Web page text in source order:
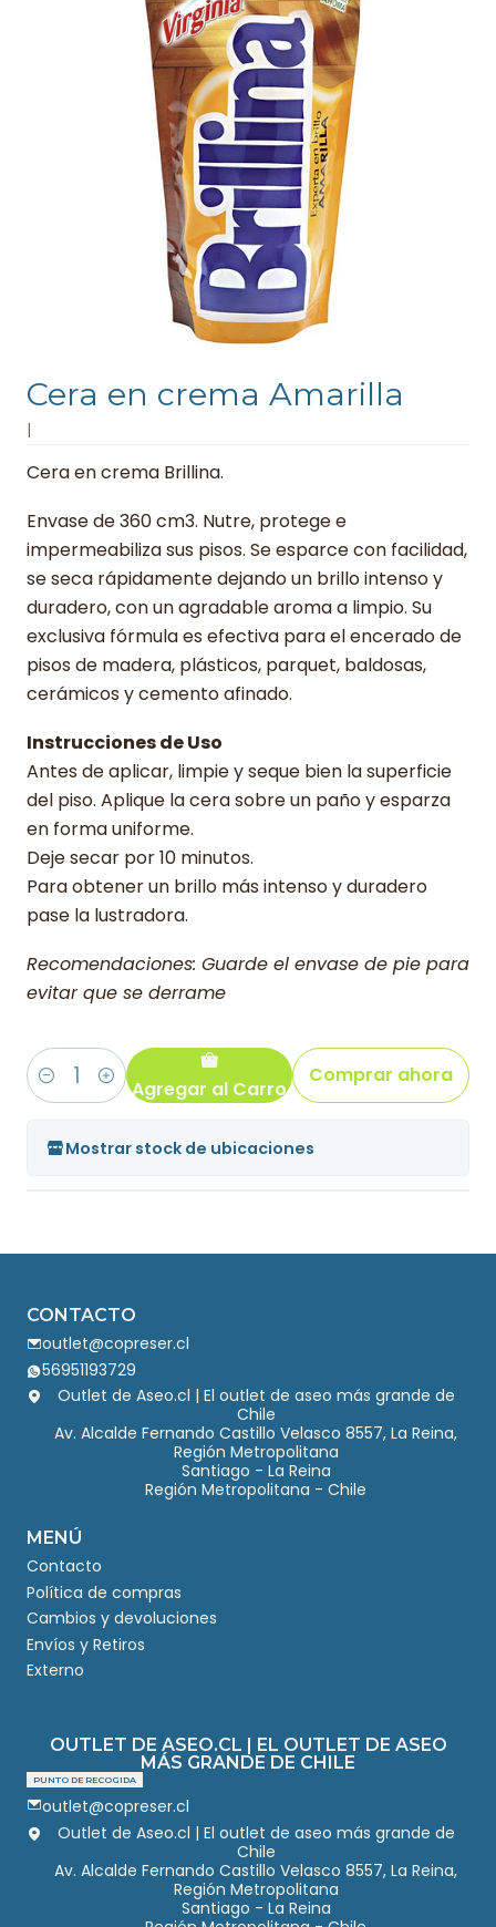
Cera en crema Amarilla
|
Cera en crema Brillina.
Envase de 360 cm3. Nutre, protege e
impermeabiliza sus pisos. Se esparce con facilidad,
se seca rápidamente dejando un brillo intenso y
duradero, con un agradable aroma a limpio. Su
exclusiva fórmula es efectiva para el encerado de
pisos de madera, plásticos, parquet, baldosas,
cerámicos y cemento afinado.
Instrucciones de Uso
Antes de aplicar, limpie y seque bien la superficie
del piso. Aplique la cera sobre un paño y esparza
en forma uniforme.
Deje secar por 10 minutos.
Para obtener un brillo más intenso y duradero
pase la lustradora.
Recomendaciones: Guarde el envase de pie para
evitar que se derrame
Cantidad Agregar al Carro
Comprar ahora
Mostrar stock de ubicaciones
CONTACTO
outlet@copreser.cl
56951193729
Outlet de Aseo.cl | El outlet de aseo más grande de
Chile
Av. Alcalde Fernando Castillo Velasco 8557, La Reina,
Región Metropolitana
Santiago - La Reina
Región Metropolitana - Chile
MENÚ
Contacto
Política de compras
Cambios y devoluciones
Envíos y Retiros
Externo
OUTLET DE ASEO.CL | EL OUTLET DE ASEO
MÁS GRANDE DE CHILE
PUNTO DE RECOGIDA
outlet@copreser.cl
Outlet de Aseo.cl | El outlet de aseo más grande de
Chile
Av. Alcalde Fernando Castillo Velasco 8557, La Reina,
Región Metropolitana
Santiago - La Reina